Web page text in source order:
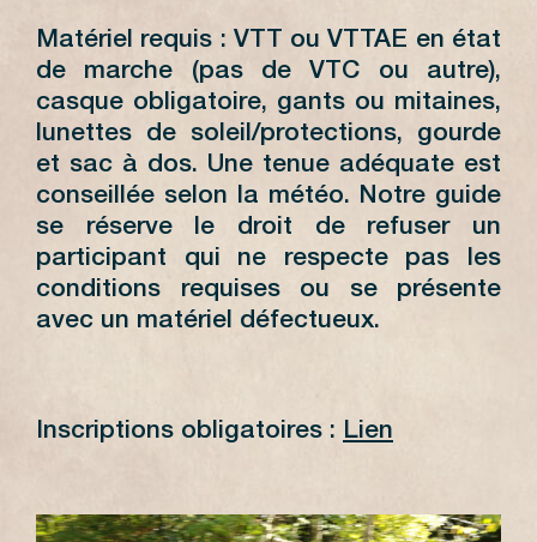
Matériel requis : VTT ou VTTAE en état
de marche (pas de VTC ou autre),
casque obligatoire, gants ou mitaines,
lunettes de soleil/protections, gourde
et sac à dos. Une tenue adéquate est
conseillée selon la météo. Notre guide
se réserve le droit de refuser un
participant qui ne respecte pas les
conditions requises ou se présente
avec un matériel défectueux.
Inscriptions obligatoires : Lien